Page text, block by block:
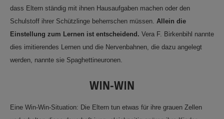
dass Eltern ständig mit ihnen Hausaufgaben machen oder den
Schulstoff ihrer Schützlinge beherrschen müssen. Allein die
Einstellung zum Lernen ist entscheidend. Vera F. Birkenbihl nannte
dies imitierendes Lernen und die Nervenbahnen, die dazu angelegt
werden, nannte sie Spaghettineuronen.
WIN-WIN
Eine Win-Win-Situation: Die Eltern tun etwas für ihre grauen Zellen